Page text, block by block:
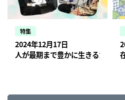
特集
2024年12月17日
人が最期まで豊かに生きるために